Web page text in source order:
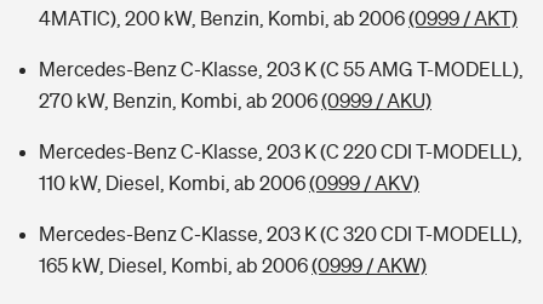
4MATIC), 200 kW, Benzin, Kombi, ab 2006(0999 / AKT)
Mercedes-Benz C-Klasse, 203 K (C 55 AMG T-MODELL),
270 kW, Benzin, Kombi, ab 2006(0999 / AKU)
Mercedes-Benz C-Klasse, 203 K (C 220 CDI T-MODELL),
110 kW, Diesel, Kombi, ab 2006(0999 / AKV)
Mercedes-Benz C-Klasse, 203 K (C 320 CDI T-MODELL),
165 kW, Diesel, Kombi, ab 2006(0999 / AKW)